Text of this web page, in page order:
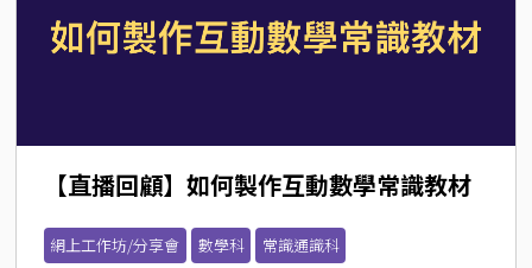
【直播回顧】如何製作互動數學常識教材
網上工作坊/分享會 數學科 常識通識科